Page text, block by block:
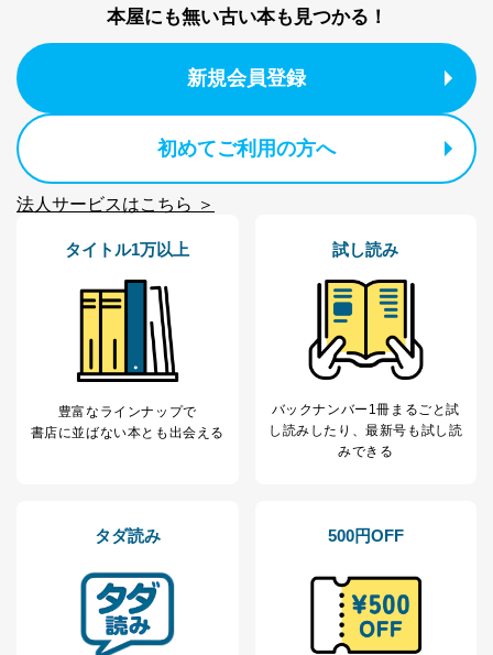
本屋にも無い古い本も見つかる！
新規会員登録
初めてご利用の方へ
法人サービスはこちら ＞
タイトル1万以上
豊富なラインナップで
書店に並ばない本とも出会える
試し読み
バックナンバー1冊まるごと試
し読み したり、最新号も試し読
みできる
タダ読み 500円OFF